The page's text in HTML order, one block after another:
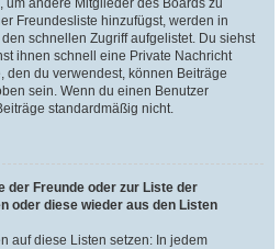
um andere Mitglieder des Boards zu
Freundesliste hinzufügst, werden in
schnellen Zugriff aufgelistet. Du siehst
ihnen schnell eine Private Nachricht
den du verwendest, können Beiträge
sein. Wenn du einen Benutzer
standardmäßig nicht.
der Freunde oder zur Liste der
oder diese wieder aus den Listen
auf diese Listen setzen: In jedem